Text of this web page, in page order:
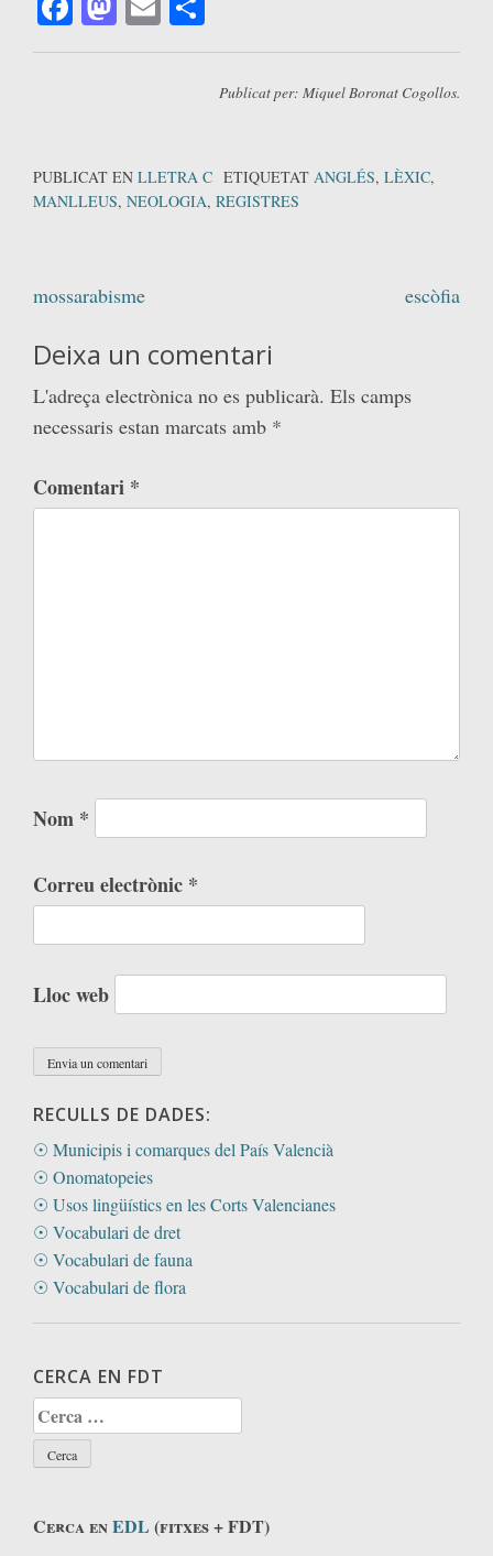
Publicat per: Miquel Boronat Cogollos.
PUBLICAT EN LLETRA C ETIQUETAT ANGLÉS, LÈXIC,
MANLLEUS, NEOLOGIA, REGISTRES
Navegació
mossarabisme escòfia
Deixa un comentari
L'adreça electrònica no es publicarà. Els camps
necessaris estan marcats amb *
Comentari *
Nom *
Correu electrònic *
Lloc web
RECULLS DE DADES:
☉ Municipis i comarques del País Valencià
☉ Onomatopeies
☉ Usos lingüístics en les Corts Valencianes
☉ Vocabulari de dret
☉ Vocabulari de fauna
☉ Vocabulari de flora
CERCA EN FDT
Cerca:
Cerca enEDL (fitxes + FDT)